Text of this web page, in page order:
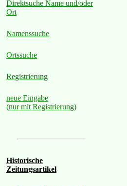
Direktsuche Name und/oder
Ort
Namenssuche
Ortssuche
Registrierung
neue Eingabe
(nur mit Registrierung)
Historische
Zeitungsartikel